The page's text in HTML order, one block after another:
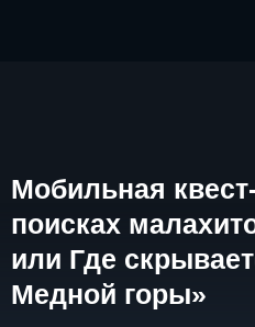
Мобильная
поисках
или Где
Медной горы»